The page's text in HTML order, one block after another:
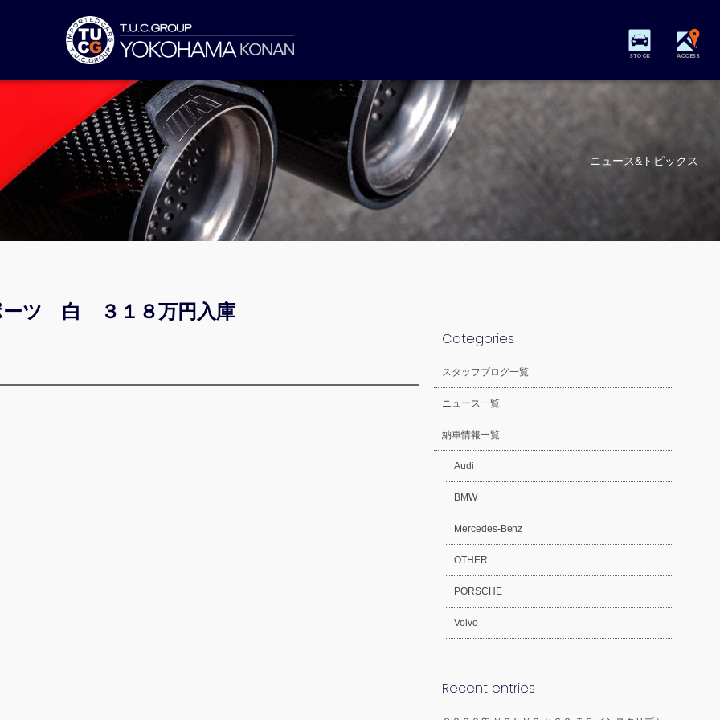
STOCK ACCESS
ニュース&トピックス
ーツ 白 ３１８万円入庫
Categories
スタッフブログ一覧
ニュース一覧
納車情報一覧
Audi
BMW
Mercedes-Benz
OTHER
PORSCHE
Volvo
Recent entries